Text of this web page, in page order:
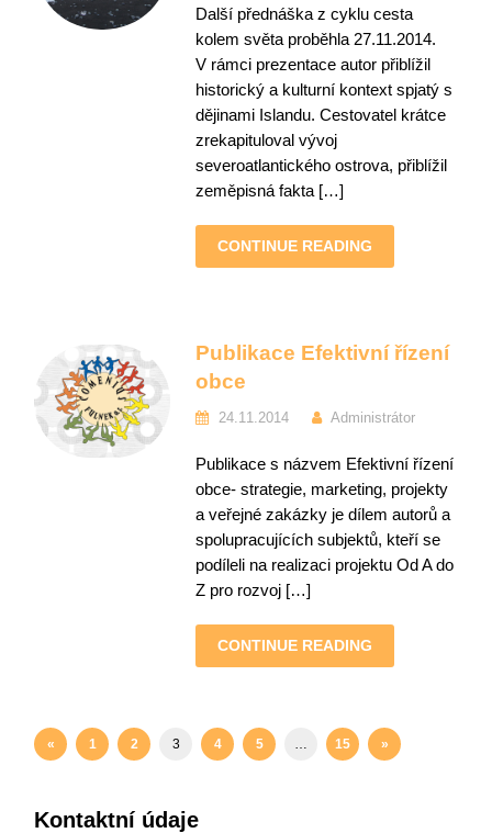
Další přednáška z cyklu cesta
kolem světa proběhla 27.11.2014.
V rámci prezentace autor přiblížil
historický a kulturní kontext spjatý s
dějinami Islandu. Cestovatel krátce
zrekapituloval vývoj
severoatlantického ostrova, přiblížil
zeměpisná fakta […]
CONTINUE READING
Publikace Efektivní řízení
obce
24.11.2014 Administrátor
Publikace s názvem Efektivní řízení
obce- strategie, marketing, projekty
a veřejné zakázky je dílem autorů a
spolupracujících subjektů, kteří se
podíleli na realizaci projektu Od A do
Z pro rozvoj […]
CONTINUE READING
« 1 2 3 4 5 … 15 »
Kontaktní údaje